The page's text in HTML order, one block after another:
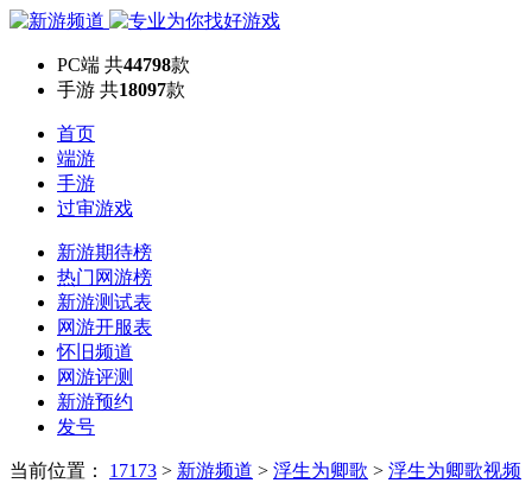
PC端 共44798款
手游 共18097款
首页
端游
手游
过审游戏
新游期待榜
热门网游榜
新游测试表
网游开服表
怀旧频道
网游评测
新游预约
发号
当前位置： 17173 > 新游频道 > 浮生为卿歌 > 浮生为卿歌视频